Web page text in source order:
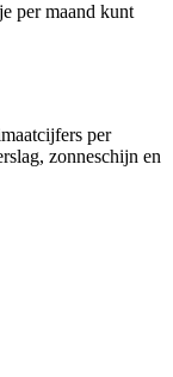
per maand kunt
per
zonneschijn en